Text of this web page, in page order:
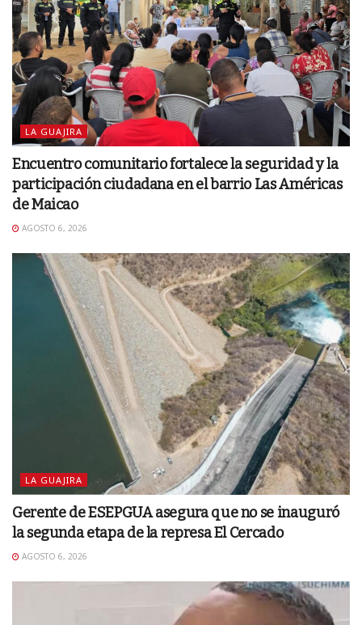
LA GUAJIRA
Encuentro comunitario fortalece la seguridad y la
participación ciudadana en el barrio Las Américas
de Maicao
AGOSTO 6, 2026
LA GUAJIRA
Gerente de ESEPGUA asegura que no se inauguró
la segunda etapa de la represa El Cercado
AGOSTO 6, 2026